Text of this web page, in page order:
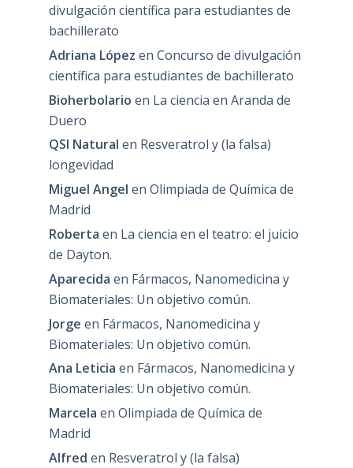
divulgación científica para estudiantes de
bachillerato
Adriana López en Concurso de divulgación
científica para estudiantes de bachillerato
Bioherbolario en La ciencia en Aranda de
Duero
QSI Natural en Resveratrol y (la falsa)
longevidad
Miguel Angel en Olimpiada de Química de
Madrid
Roberta en La ciencia en el teatro: el juicio
de Dayton.
Aparecida en Fármacos, Nanomedicina y
Biomateriales: Un objetivo común.
Jorge en Fármacos, Nanomedicina y
Biomateriales: Un objetivo común.
Ana Leticia en Fármacos, Nanomedicina y
Biomateriales: Un objetivo común.
Marcela en Olimpiada de Química de
Madrid
Alfred en Resveratrol y (la falsa)